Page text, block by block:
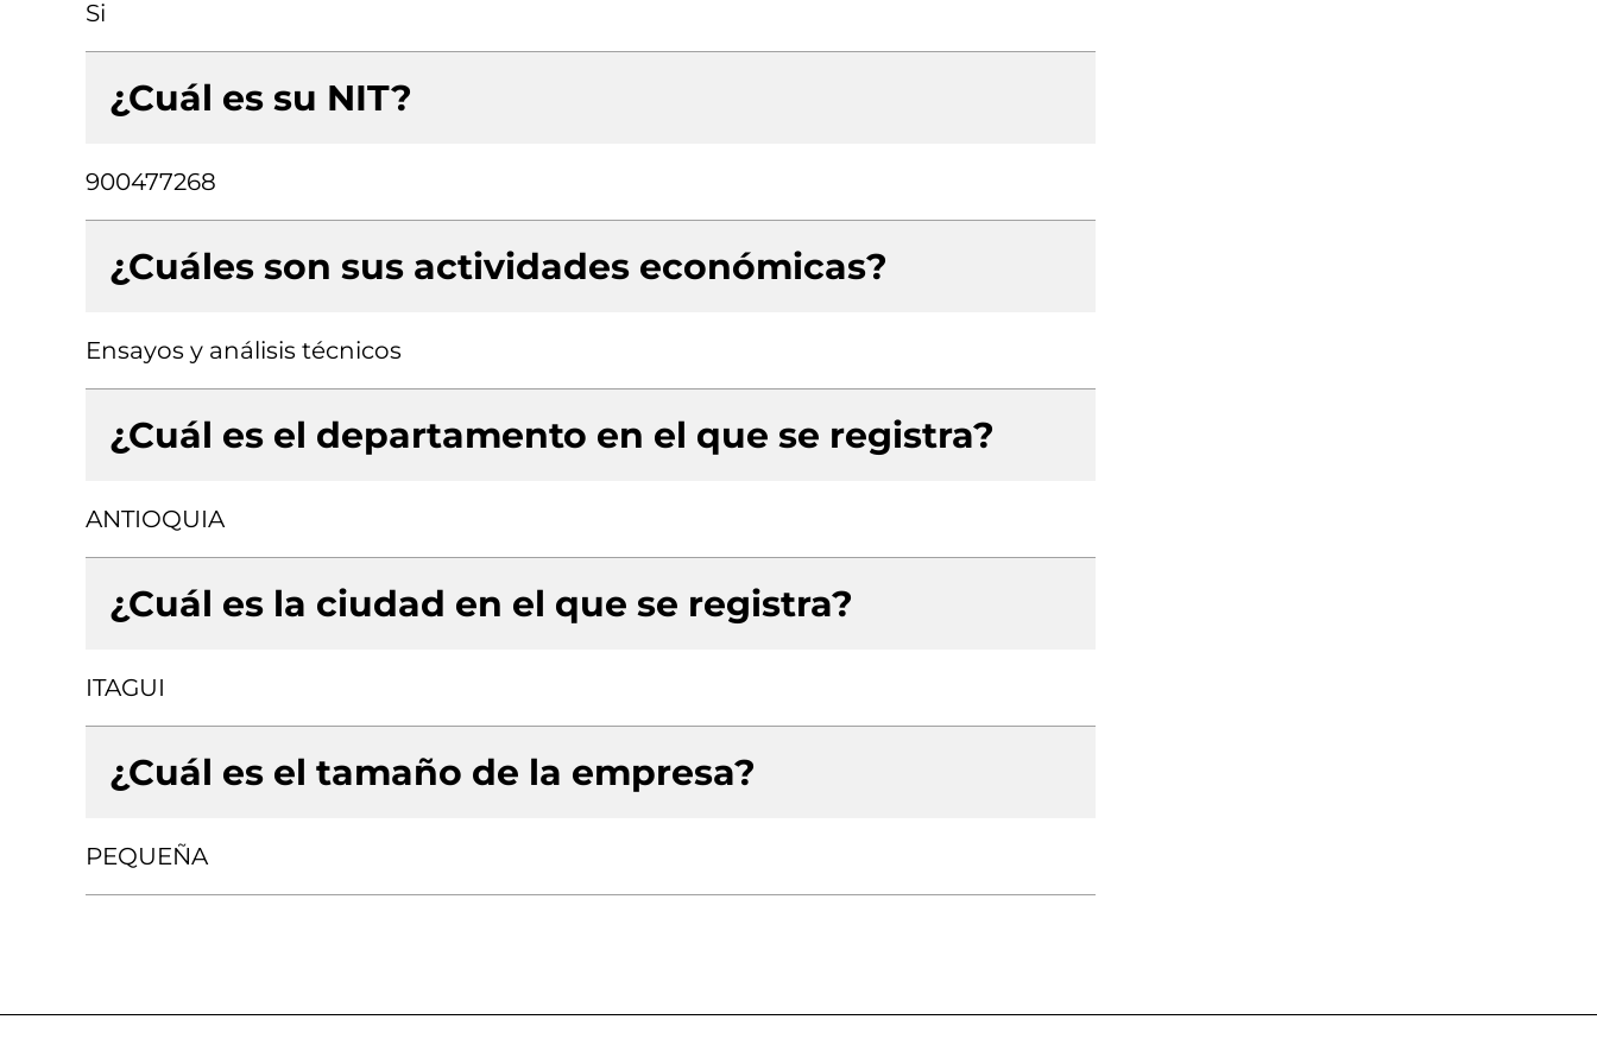
Si
¿Cuál es su NIT?
900477268
¿Cuáles son sus actividades económicas?
Ensayos y análisis técnicos
¿Cuál es el departamento en el que se registra?
ANTIOQUIA
¿Cuál es la ciudad en el que se registra?
ITAGUI
¿Cuál es el tamaño de la empresa?
PEQUEÑA